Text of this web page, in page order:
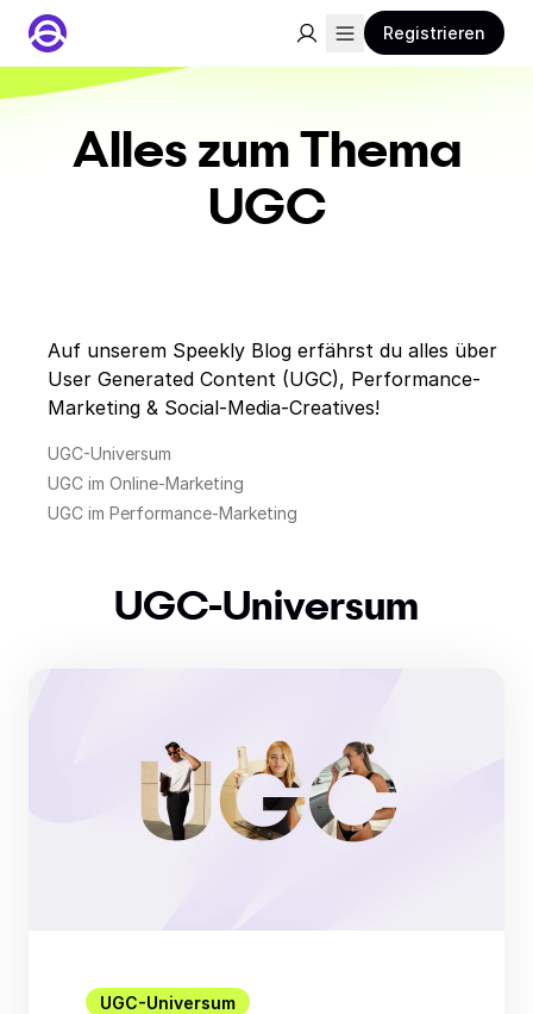
Registrieren
Alles zum Thema
UGC
Auf unserem Speekly Blog erfährst du alles über
User Generated Content (UGC), Performance-
Marketing & Social-Media-Creatives!
UGC-Universum
UGC im Online-Marketing
UGC im Performance-Marketing
UGC-Universum
UGC-Universum